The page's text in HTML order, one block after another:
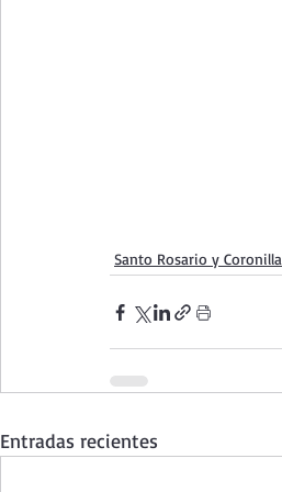
Santo Rosario y Coronilla
Entradas recientes